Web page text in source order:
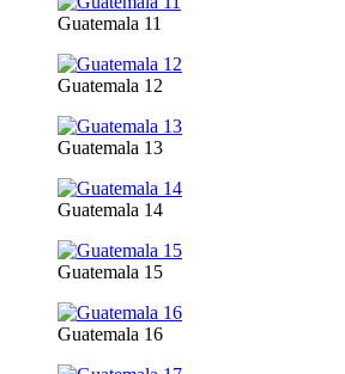
Guatemala 11
Guatemala 12
Guatemala 13
Guatemala 14
Guatemala 15
Guatemala 16